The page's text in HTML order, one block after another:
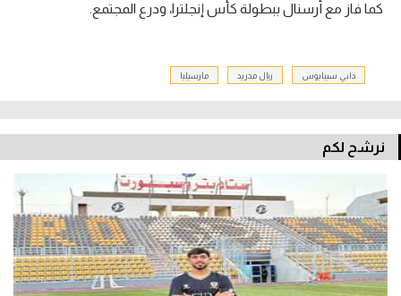
كما فاز مع أرسنال ببطولة كأس إنجلترا، ودرع المجتمع.
داني سيبايوس ريال مدريد مارسيليا
نرشح لكم